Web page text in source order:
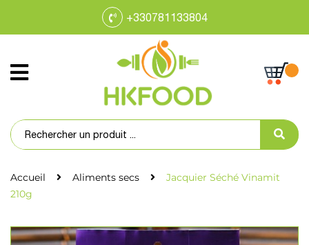
+330781133804
Accueil Aliments secs
Jacquier Séché Vinamit
210g